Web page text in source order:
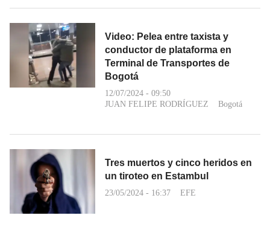
Video: Pelea entre taxista y
conductor de plataforma en
Terminal de Transportes de
Bogotá
12/07/2024 - 09:50
JUAN FELIPE RODRÍGUEZ
Bogotá
Tres muertos y cinco heridos en
un tiroteo en Estambul
23/05/2024 - 16:37 EFE